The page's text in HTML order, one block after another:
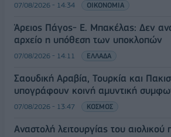
07/08/2026 - 14:34 ΟΙΚΟΝΟΜΙΑ
Άρειος Πάγος- Ε. Μπακέλας: Δεν
αρχείο η υπόθεση των υποκλοπών
07/08/2026 - 14:11 ΕΛΛΑΔΑ
Σαουδική Αραβία, Τουρκία και
υπογράφουν κοινή αμυντική
07/08/2026 - 13:47 ΚΟΣΜΟΣ
Αναστολή λειτουργίας του